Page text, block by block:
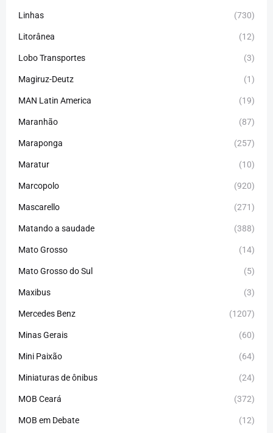
Linhas (730)
Litorânea (12)
Lobo Transportes (3)
Magiruz-Deutz (1)
MAN Latin America (19)
Maranhão (87)
Maraponga (257)
Maratur (10)
Marcopolo (920)
Mascarello (271)
Matando a saudade (388)
Mato Grosso (14)
Mato Grosso do Sul (5)
Maxibus (3)
Mercedes Benz (1207)
Minas Gerais (60)
Mini Paixão (64)
Miniaturas de ônibus (24)
MOB Ceará (372)
MOB em Debate (12)